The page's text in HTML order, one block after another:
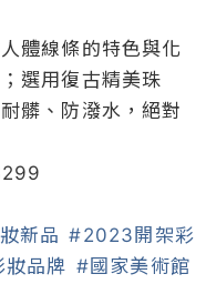
體線條的特色與化
選用復古精美珠
髒、防潑水，絕對
新品 #2023開架彩
品牌 #國家美術館